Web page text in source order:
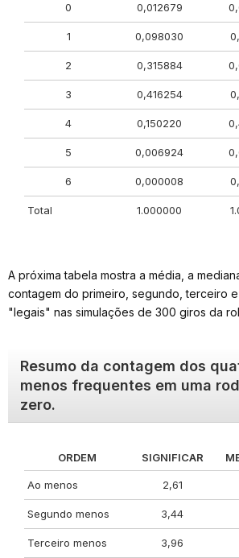
0 0,012679
1 0,098030
2 0,315884
3 0,416254
4 0,150220
5 0,006924
6 0,000008
Total 1.000000
A próxima tabela mostra a média, a
contagem do primeiro, segundo, terceiro
"legais" nas simulações de 300 giros da
Resumo da contagem dos
menos frequentes em uma
zero.
ORDEM SIGNIFICAR
Ao menos 2,61
Segundo menos 3,44
Terceiro menos 3,96